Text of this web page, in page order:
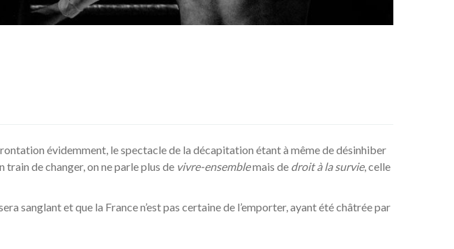
évidemment, le spectacle de la décapitation étant à même de désinhiber
train de changer, on ne parle plus de vivre-ensemblemais de droit à la survie, celle
sanglant et que la France n’est pas certaine de l’emporter, ayant été châtrée par